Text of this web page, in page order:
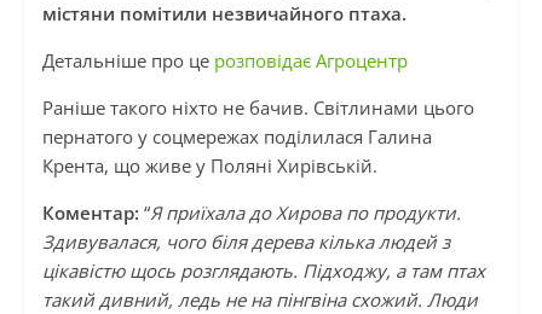
містяни помітили незвичайного птаха.
Детальніше про це розповідає Агроцентр
Раніше такого ніхто не бачив. Світлинами цього
пернатого у соцмережах поділилася Галина
Крента, що живе у Поляні Хирівській.
Коментар: “Я приїхала до Хирова по продукти.
Здивувалася, чого біля дерева кілька людей з
цікавістю щось розглядають. Підходжу, а там птах
такий дивний, ледь не на пінгвіна схожий. Люди